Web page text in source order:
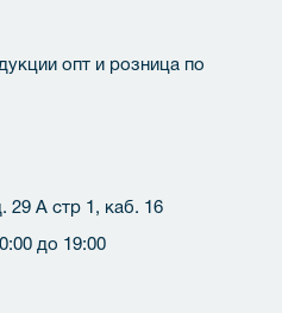
опт и розница по
29 А стр 1, каб. 16
до 19:00